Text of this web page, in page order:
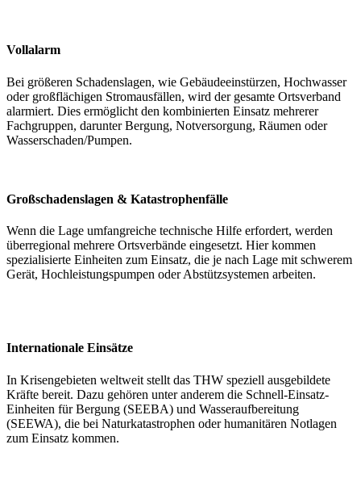
Vollalarm
Bei größeren Schadenslagen, wie Gebäudeeinstürzen, Hochwasser
oder großflächigen Stromausfällen, wird der gesamte Ortsverband
alarmiert. Dies ermöglicht den kombinierten Einsatz mehrerer
Fachgruppen, darunter Bergung, Notversorgung, Räumen oder
Wasserschaden/Pumpen.
Großschadenslagen & Katastrophenfälle
Wenn die Lage umfangreiche technische Hilfe erfordert, werden
überregional mehrere Ortsverbände eingesetzt. Hier kommen
spezialisierte Einheiten zum Einsatz, die je nach Lage mit schwerem
Gerät, Hochleistungspumpen oder Abstützsystemen arbeiten.
Internationale Einsätze
In Krisengebieten weltweit stellt das THW speziell ausgebildete
Kräfte bereit. Dazu gehören unter anderem die Schnell-Einsatz-
Einheiten für Bergung (SEEBA) und Wasseraufbereitung
(SEEWA), die bei Naturkatastrophen oder humanitären Notlagen
zum Einsatz kommen.